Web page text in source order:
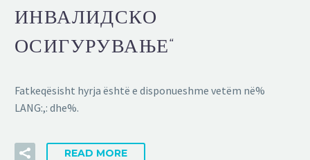
ИНВАЛИДСКО
ОСИГУРУВАЊЕ“
Fatkeqësisht hyrja është e disponueshme vetëm në%
LANG:,: dhe%.
READ MORE